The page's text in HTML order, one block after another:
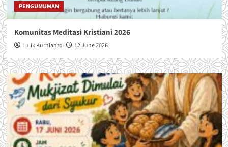
PENGUMUMAN
Komunitas Meditasi Kristiani 2026
Lulik Kurnianto 12 June 2026